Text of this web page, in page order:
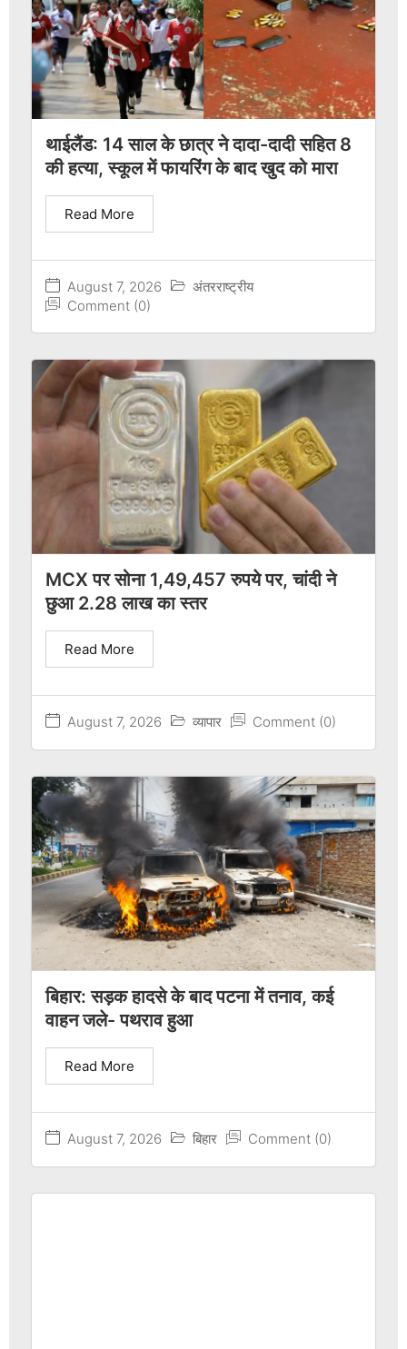
थाईलैंड: 14 साल के छात्र ने दादा-दादी सहित 8
की हत्या, स्कूल में फायरिंग के बाद खुद को मारा
August 7, 2026
अंतरराष्ट्रीय
Comment (0)
Read More
MCX पर सोना 1,49,457 रुपये पर, चांदी ने
छुआ 2.28 लाख का स्तर
August 7, 2026 व्यापार Comment (0)
Read More
बिहार: सड़क हादसे के बाद पटना में तनाव, कई
वाहन जले- पथराव हुआ
August 7, 2026 बिहार Comment (0)
Read More